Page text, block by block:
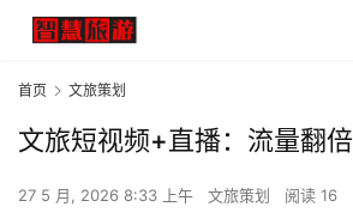
首页 文旅策划
文旅短视频+直播：流量翻倍
27 5 月, 2026 8:33 上午 文旅策划 阅读 16